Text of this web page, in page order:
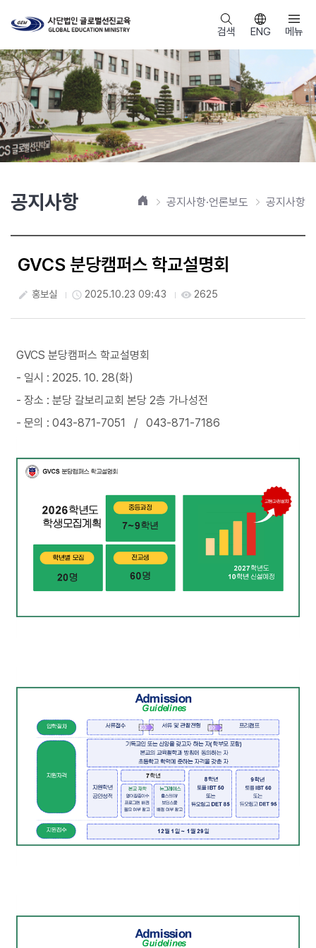
검색 ENG 메뉴
공지사항 홈 공지사항·언론보도 공지사항
GVCS 분당캠퍼스 학교설명회
create 홍보실 access_time 2025.10.23 09:43 visibility 2625
GVCS 분당캠퍼스 학교설명회
- 일시 : 2025. 10. 28(화)
- 장소 : 분당 갈보리교회 본당 2층 가나성전
- 문의 : 043-871-7051 / 043-871-7186